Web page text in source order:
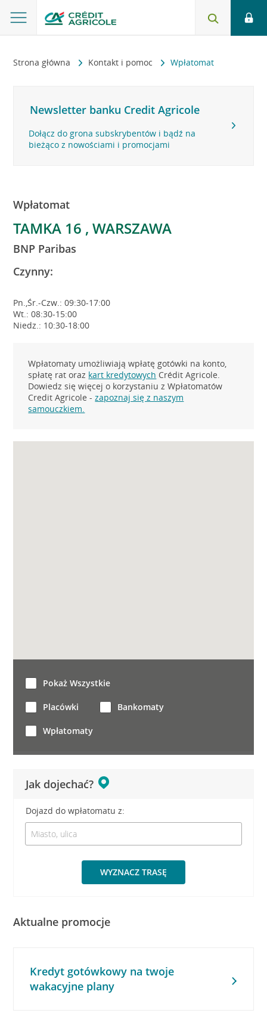
Strona główna Kontakt i pomoc Wpłatomat
Newsletter banku Credit Agricole
Dołącz do grona subskrybentów i bądź na
bieżąco z nowościami i promocjami
Wpłatomat
TAMKA 16 , WARSZAWA
BNP Paribas
Czynny:
Pn.,Śr.-Czw.: 09:30-17:00
Wt.: 08:30-15:00
Niedz.: 10:30-18:00
Wpłatomaty umożliwiają wpłatę gotówki na konto,
spłatę rat oraz kart kredytowych Crédit Agricole.
Dowiedz się więcej o korzystaniu z Wpłatomatów
Credit Agricole -zapoznaj się z naszym
samouczkiem.
Jak dojechać?
Dojazd do wpłatomatu z:
WYZNACZ TRASĘ
Pokaż Wszystkie
Placówki Bankomaty
Wpłatomaty
Aktualne promocje
Kredyt gotówkowy na twoje
wakacyjne plany